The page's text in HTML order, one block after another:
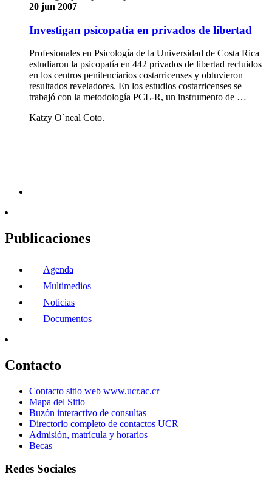
20 jun 2007
Investigan psicopatía en privados de libertad
Profesionales en Psicología de la Universidad de Costa Rica
estudiaron la psicopatía en 442 privados de libertad recluidos
en los centros penitenciarios costarricenses y obtuvieron
resultados reveladores. En los estudios costarricenses se
trabajó con la metodología PCL-R, un instrumento de …
Katzy O`neal Coto.
Publicaciones
Agenda
Multimedios
Noticias
Documentos
Contacto
Contacto sitio web www.ucr.ac.cr
Mapa del Sitio
Buzón interactivo de consultas
Directorio completo de contactos UCR
Admisión, matrícula y horarios
Becas
Redes Sociales